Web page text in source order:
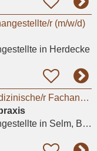
r (m/w/d)
in Herdecke
Auszubildende/n Tiermedizinische/r Fachangestellte/r (w/m/d)
in Selm, Bork